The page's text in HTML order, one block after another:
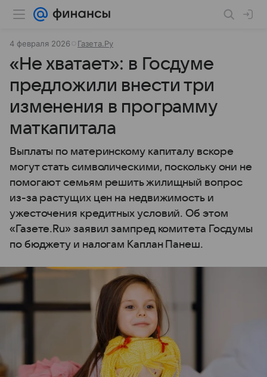
4 февраля 2026 Газета.Ру
«Не хватает»: в Госдуме
предложили внести три
изменения в программу
маткапитала
Выплаты по материнскому капиталу вскоре
могут стать символическими, поскольку они не
помогают семьям решить жилищный вопрос
из-за растущих цен на недвижимость и
ужесточения кредитных условий. Об этом
«Газете.Ru» заявил зампред комитета Госдумы
по бюджету и налогам Каплан Панеш.